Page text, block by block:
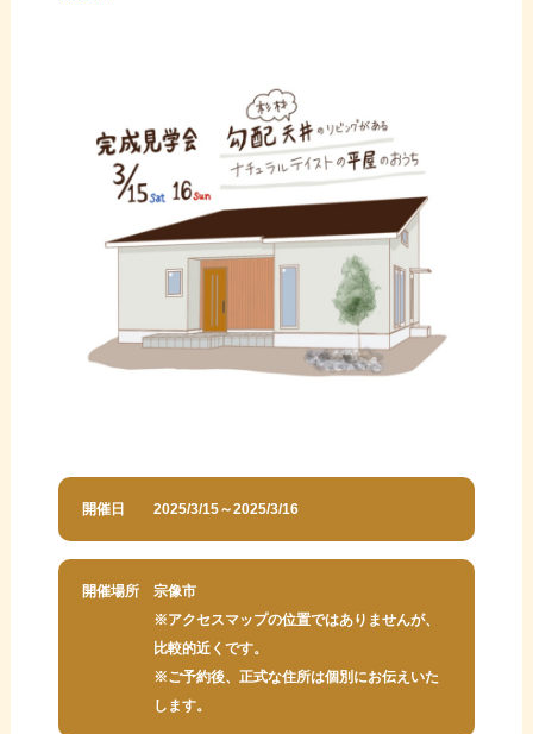
開催日 2025/3/15～2025/3/16
開催場所
宗像市
※アクセスマップの位置ではありませんが、
比較的近くです。
※ご予約後、正式な住所は個別にお伝えいた
します。